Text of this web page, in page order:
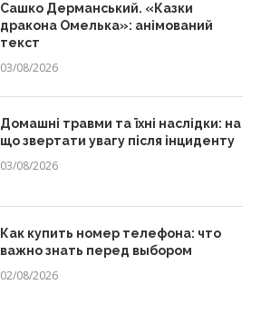
Сашко Дерманський. «Казки
дракона Омелька»: анімований
текст
03/08/2026
Домашні травми та їхні наслідки: на
що звертати увагу після інциденту
03/08/2026
Как купить номер телефона: что
важно знать перед выбором
02/08/2026